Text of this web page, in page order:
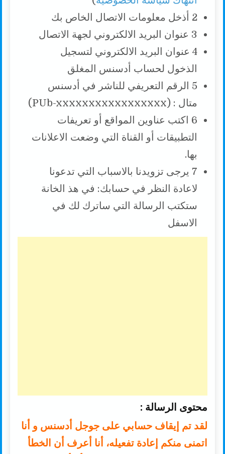
2 أذخل معلومات الاتصال الخاص بك
3 عنوان البريد الالكتروني لجهة الاتصال
4 عنوان البريد الالكتروني لتسجيل
الذخول لحساب أدسنس المغلق
5 الرقم التعريفي للناشر في أدسنس
متال : (PUb-xxxxxxxxxxxxxxxxx)
6 اكتب عناوين المواقع أو تعريفات
التطبيقات أو القناة التي وضعت الاعلانات
بها.
7 يرجى تزويدنا بالاسباب التي تدعونا
لاعادة النظر في حسابك: في هذ الخانة
ستكتب الرسالة التي ساترك لك في
الاسفل
محتوى الرسالة :
لقد تم إيقاف حسابي على جوجل أدسنس و أنا
اتمنى منكم إعادة تفعيله، أنا أعرف أن الخطأ